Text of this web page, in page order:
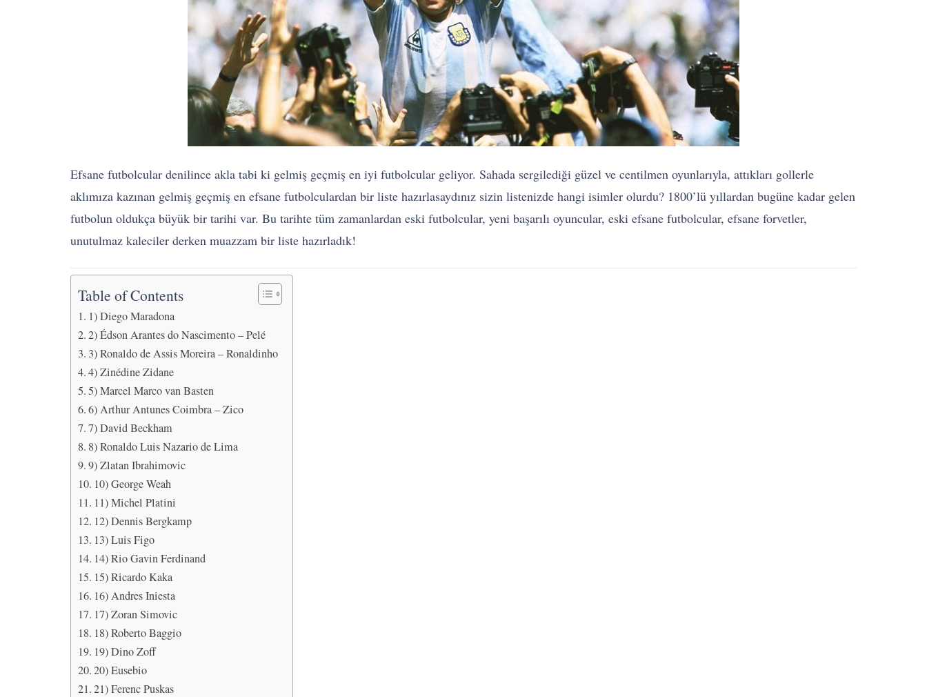
Efsane futbolcular denilince akla tabi ki gelmiş geçmiş en iyi futbolcular geliyor. Sahada sergilediği güzel ve centilmen oyunlarıyla, attıkları gollerle
aklımıza kazınan gelmiş geçmiş en efsane futbolculardan bir liste hazırlasaydınız sizin listenizde hangi isimler olurdu? 1800’lü yıllardan bugüne kadar gelen
futbolun oldukça büyük bir tarihi var. Bu tarihte tüm zamanlardan eski futbolcular, yeni başarılı oyuncular, eski efsane futbolcular, efsane forvetler,
unutulmaz kaleciler derken muazzam bir liste hazırladık!
Table of Contents
1) Diego Maradona
2) Édson Arantes do Nascimento – Pelé
3) Ronaldo de Assis Moreira – Ronaldinho
4) Zinédine Zidane
5) Marcel Marco van Basten
6) Arthur Antunes Coimbra – Zico
7) David Beckham
8) Ronaldo Luis Nazario de Lima
9) Zlatan Ibrahimovic
10) George Weah
11) Michel Platini
12) Dennis Bergkamp
13) Luis Figo
14) Rio Gavin Ferdinand
15) Ricardo Kaka
16) Andres Iniesta
17) Zoran Simovic
18) Roberto Baggio
19) Dino Zoff
20) Eusebio
21) Ferenc Puskas